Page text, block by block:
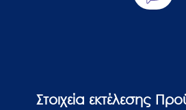
Στοιχεία εκτέλεσης